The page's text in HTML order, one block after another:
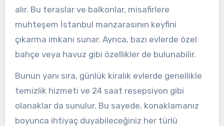
alır. Bu teraslar ve balkonlar, misafirlere
muhteşem İstanbul manzarasının keyfini
çıkarma imkanı sunar. Ayrıca, bazı evlerde özel
bahçe veya havuz gibi özellikler de bulunabilir.
Bunun yanı sıra, günlük kiralık evlerde genellikle
temizlik hizmeti ve 24 saat resepsiyon gibi
olanaklar da sunulur. Bu sayede, konaklamanız
boyunca ihtiyaç duyabileceğiniz her türlü